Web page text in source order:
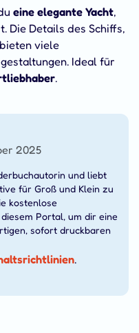
eine elegante Yacht,
Die Details des Schiffs,
viele
Ideal für
.
2025
und liebt
für Groß und Klein zu
kostenlose
Portal, um dir eine
sofort druckbaren
.